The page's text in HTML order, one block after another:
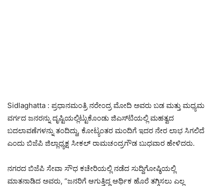
Sidlaghatta : ಪ್ರಧಾನಮಂತ್ರಿ ನರೇಂದ್ರ ಮೋದಿ ಅವರು ಬಡ ಮತ್ತು ಮಧ್ಯಮ
ವರ್ಗದ ಜನರನ್ನು ದೃಷ್ಟಿಯಲ್ಲಿಟ್ಟುಕೊಂಡು ಜಿಎಸ್‌ಟಿಯಲ್ಲಿ ಮಹತ್ವದ
ಬದಲಾವಣೆಗಳನ್ನು ತಂದಿದ್ದು, ಕೋಟ್ಯಂತರ ಮಂದಿಗೆ ಇದರ ನೇರ ಲಾಭ ಸಿಗಲಿದೆ
ಎಂದು ಬಿಜೆಪಿ ಜಿಲ್ಲಾಧ್ಯಕ್ಷ ಸೀಕಲ್ ರಾಮಚಂದ್ರಗೌಡ ಬುಧವಾರ ಹೇಳಿದರು.
ನಗರದ ಬಿಜೆಪಿ ಸೇವಾ ಸೌಧ ಕಚೇರಿಯಲ್ಲಿ ನಡೆದ ಸುದ್ದಿಗೋಷ್ಠಿಯಲ್ಲಿ
ಮಾತನಾಡಿದ ಅವರು, “ಜನರಿಗೆ ಆಗುತ್ತಿದ್ದ ಆರ್ಥಿಕ ಹೊರೆ ತಗ್ಗಿಸಲು ಎಲ್ಲ